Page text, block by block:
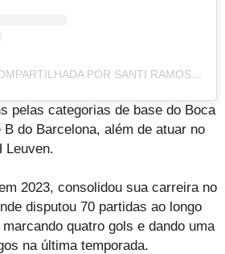
UMA PUBLICAÇÃO COMPARTILHADA POR SANTI RAMOS (@SANTIRAMOSMINGO)
pelas categorias de base do Boca
do Barcelona, além de atuar no
Leuven.
2023, consolidou sua carreira no
disputou 70 partidas ao longo
quatro gols e dando uma
na última temporada.